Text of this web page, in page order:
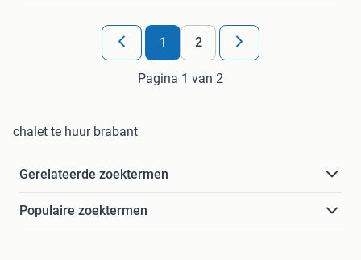
1 2
Pagina 1 van 2
chalet te huur brabant
Gerelateerde zoektermen
Populaire zoektermen